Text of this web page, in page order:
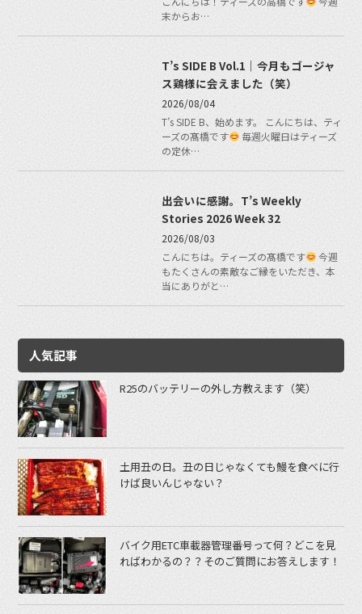
末からお…
T’s SIDE B Vol.1｜今月もゴージャ
ス鶏様に会えました（笑）
2026/08/04
T’s SIDE B、始めます。 こんにちは、ティ
ーズの髙橋です
毎週火曜日はティーズ
の定休…
出会いに感謝。T’s Weekly
Stories 2026 Week 32
2026/08/03
こんにちは。ティーズの髙橋です
今週
もたくさんの素敵なご縁をいただき、本
当にありがと…
人気記事
R25のバッテリーの外し方教えます（笑）
土用丑の日。丑の日じゃなくても鰻を食べに行
けば良いんじゃない？
バイク用ETC車載器管理番号って何？どこを見
ればわかるの？？そのご質問にお答えします！